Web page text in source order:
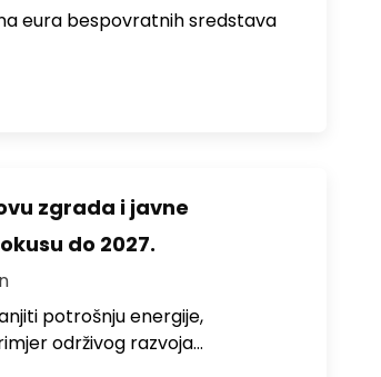
eura bespovratnih sredstava
zgrada i javne
do 2027.
potrošnju energije,
održivog razvoja…